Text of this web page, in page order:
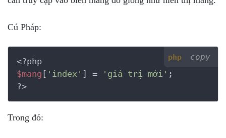
Cú Pháp:
php copy
<?php
$mang [ 'index' ] = 'giá trị mới'
?>
Trong đó: